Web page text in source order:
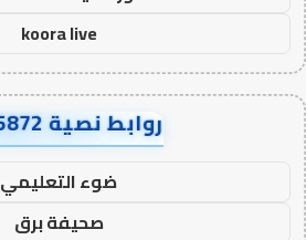
koora live
روابط نصية AA35872
ضوء التعليمي
صحيفة برق